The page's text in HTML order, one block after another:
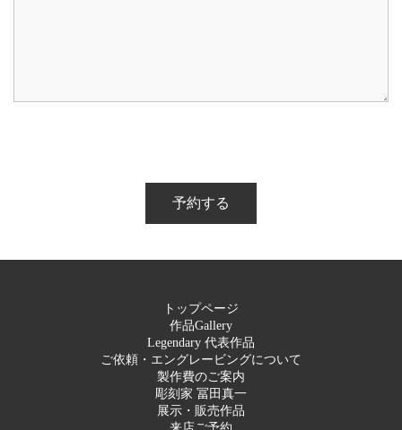
トップページ
作品Gallery
Legendary 代表作品
ご依頼・エングレービングについて
製作費のご案内
彫刻家 冨田真一
展示・販売作品